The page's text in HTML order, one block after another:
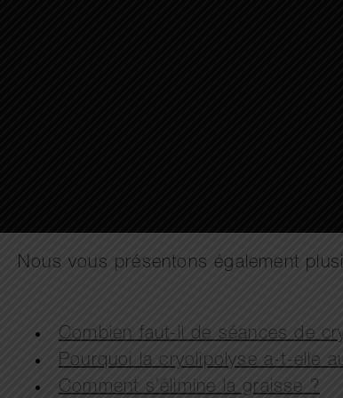
Nous vous présentons également
Combien faut-il de séances de
Pourquoi la cryolipolyse a-t-elle
Comment s’élimine la graisse ?